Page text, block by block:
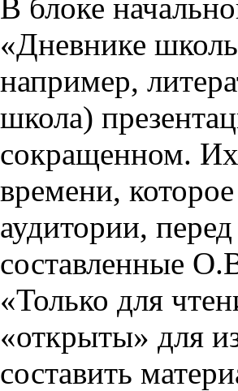
В блоке
«Дневнике
например,
школа)
сокращенном. Их
времени,
аудитории,
составленные
«Только для
«открыты» для
составить